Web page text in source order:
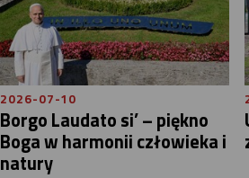
2026-07-10
Borgo Laudato si’ – piękno
Boga w harmonii człowieka i
natury